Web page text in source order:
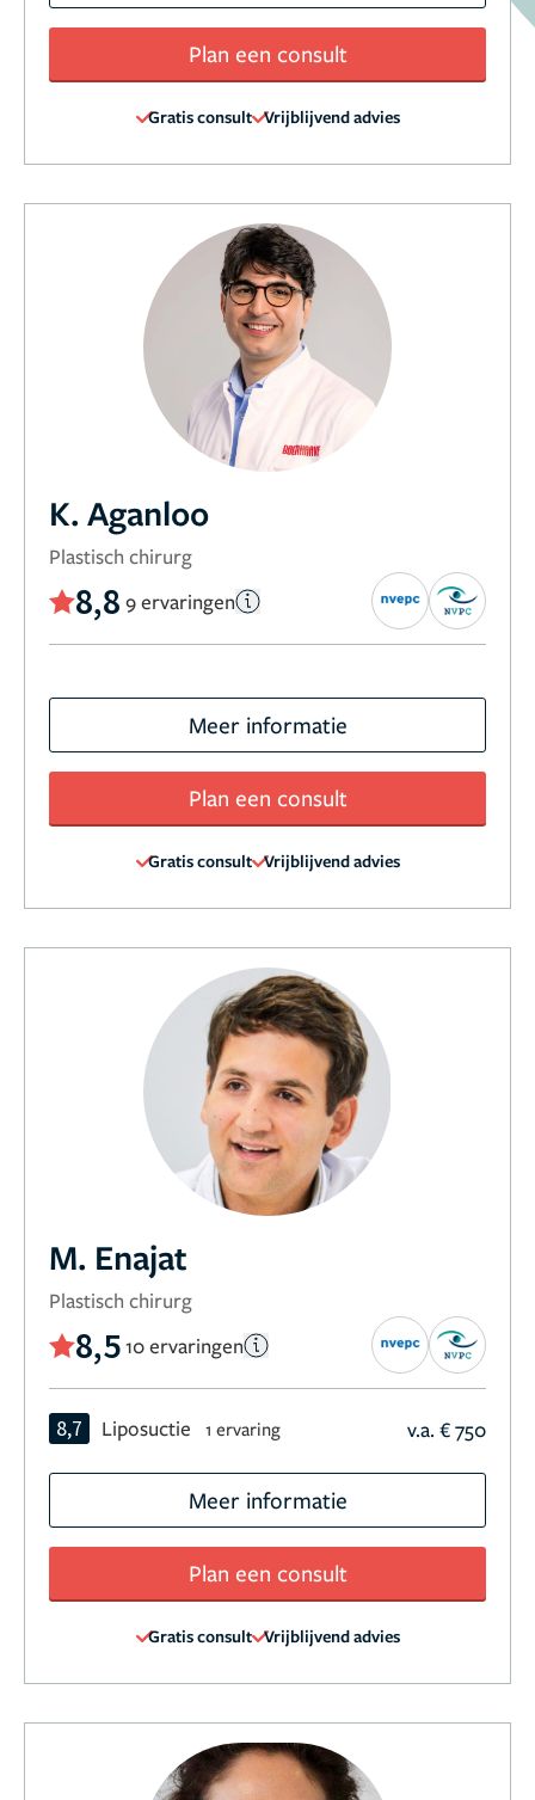
Plan een consult
Gratis consult Vrijblijvend advies
K. Aganloo
Plastisch chirurg
8,8 9 ervaringen
Meer informatie
Plan een consult
Gratis consult Vrijblijvend advies
M. Enajat
Plastisch chirurg
8,510 ervaringen
8,7 Liposuctie 1 ervaring v.a. € 750
Meer informatie
Plan een consult
Gratis consult Vrijblijvend advies